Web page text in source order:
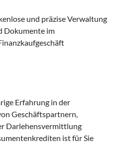
und präzise Verwaltung
Dokumente im
Erfahrung in der
Geschäftspartnern,
Darlehensvermittlung
ist für Sie